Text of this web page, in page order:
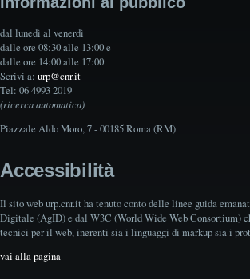
dal lunedì al venerdì
dalle ore 08:30 alle 13:00 e
dalle ore 14:00 alle 17:00
Scrivi a: urp@cnr.it
Tel: 06 4993 2019
(ricerca automatica)
Piazzale Aldo Moro, 7 - 00185 Roma (RM)
Accessibilità
Il sito web urp.cnr.it ha tenuto conto delle linee guida
Digitale (AgID) e dal W3C (World Wide Web Consortium)
tecnici per il web, inerenti sia i linguaggi di markup sia i
vai alla pagina